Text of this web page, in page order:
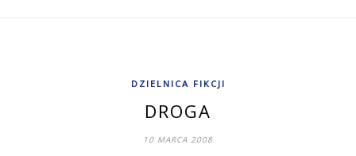
DZIELNICA FIKCJI
DROGA
10 MARCA 2008